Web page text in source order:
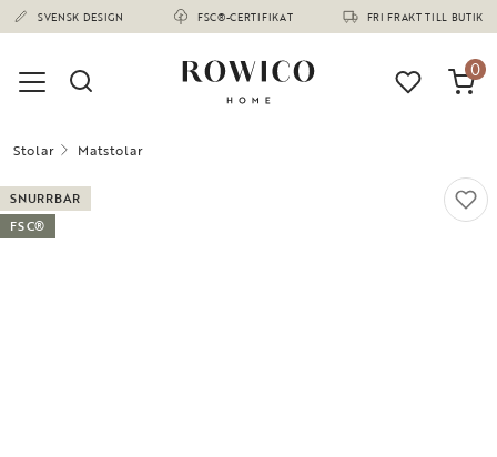
SVENSK DESIGN FSC®-CERTIFIKAT FRI FRAKT TILL BUTIK
(1673)
0
Stolar Matstolar
SNURRBAR
FSC®